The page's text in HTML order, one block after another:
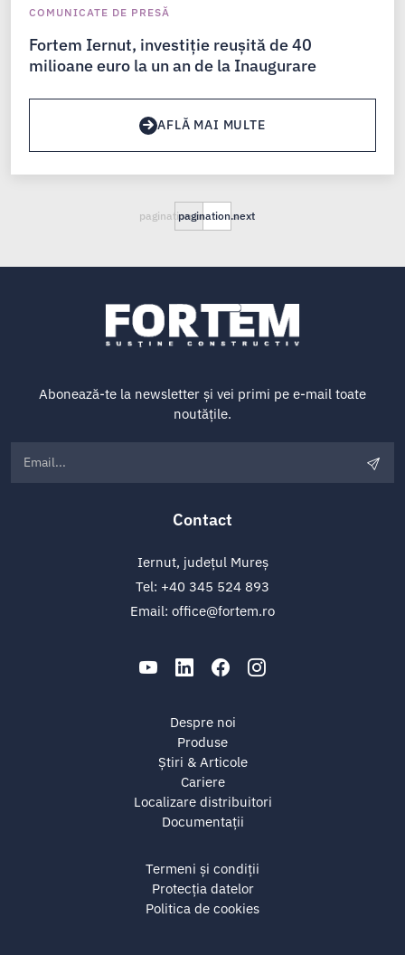
COMUNICATE DE PRESĂ
Fortem Iernut, investiție reușită de 40
milioane euro la un an de la Inaugurare
AFLĂ MAI MULTE
pagination.previous
pagination.next
Abonează-te la newsletter și vei primi pe e-mail toate
noutățile.
Contact
Iernut, județul Mureș
Tel: +40 345 524 893
Email: office@fortem.ro
Despre noi
Produse
Știri & Articole
Cariere
Localizare distribuitori
Documentații
Termeni și condiții
Protecția datelor
Politica de cookies